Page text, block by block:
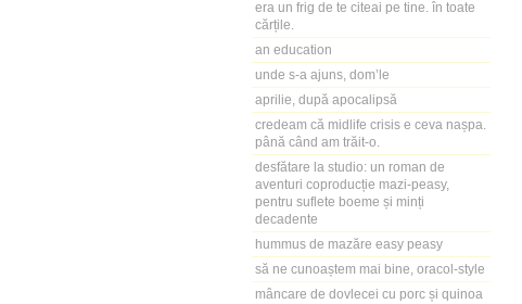
era un frig de te citeai pe tine. în toate
cărțile.
an education
unde s-a ajuns, dom’le
aprilie, după apocalipsă
credeam că midlife crisis e ceva nașpa.
până când am trăit-o.
desfătare la studio: un roman de
aventuri coproducție mazi-peasy,
pentru suflete boeme și minți
decadente
hummus de mazăre easy peasy
să ne cunoaștem mai bine, oracol-style
mâncare de dovlecei cu porc și quinoa